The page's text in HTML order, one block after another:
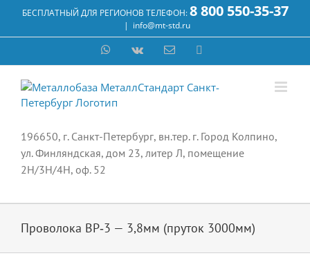
content
БЕСПЛАТНЫЙ ДЛЯ РЕГИОНОВ ТЕЛЕФОН:8 800 550-35-37
| info@mt-std.ru
WhatsApp
Vk Email
196650, г. Санкт-Петербург, вн.тер. г. Город Колпино,
ул. Финляндская, дом 23, литер Л, помещение
2Н/3Н/4Н, оф. 52
Проволока ВР‐3 — 3,8мм (пруток 3000мм)